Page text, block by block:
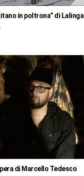
in poltrona” di Lalinga
di Marcello Tedesco